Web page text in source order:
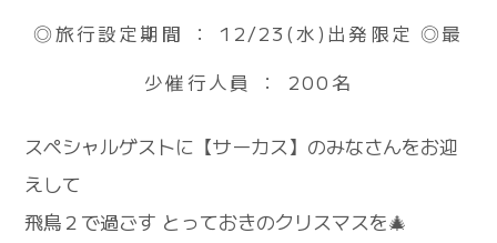
◎旅行設定期間 ： 12/23(水)出発限定 ◎最
少催行人員 ： 200名
スペシャルゲストに【サーカス】のみなさんをお迎
えして
飛鳥２で過ごす とっておきのクリスマスを🎄